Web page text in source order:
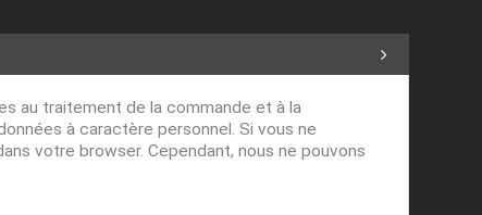
au traitement de la commande et à la
à caractère personnel. Si vous ne
votre browser. Cependant, nous ne pouvons